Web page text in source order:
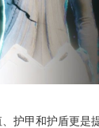
护甲和护盾更是